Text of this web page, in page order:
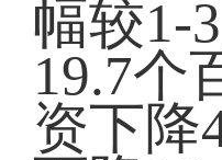
幅较1-
19.7个
资下降